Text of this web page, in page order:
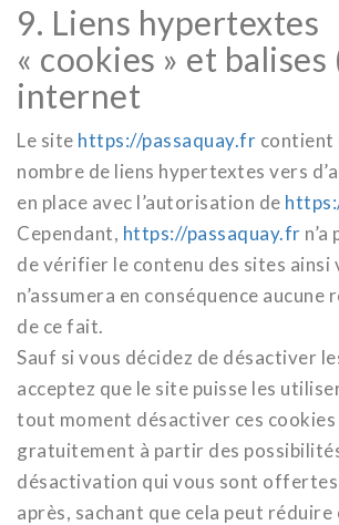
9. Liens hypertextes
« cookies » et balises
internet
Le site https://passaquay.fr contient
nombre de liens hypertextes vers
en place avec l’autorisation de
Cependant, https://passaquay.fr
de vérifier le contenu des sites ainsi
n’assumera en conséquence aucune
de ce fait.
Sauf si vous décidez de désactiver
acceptez que le site puisse les
tout moment désactiver ces cookies
gratuitement à partir des
désactivation qui vous sont
après, sachant que cela peut réduire